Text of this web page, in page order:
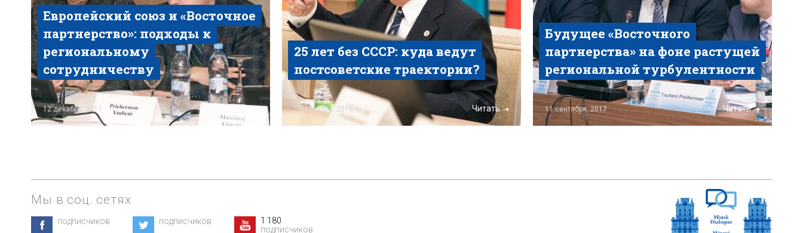
Европейский союз и «Восточное
партнерство»: подходы к
региональному
сотрудничеству
12 декабря, 2017 Читать
25 лет без СССР: куда ведут
постсоветские траектории?
12 декабря, 2016 Читать
Будущее «Восточного
партнерства» на фоне растущей
региональной турбулентности
11 сентября, 2017 Читать
Мы в соц. сетях
подписчиков подписчиков
1 180
подписчиков